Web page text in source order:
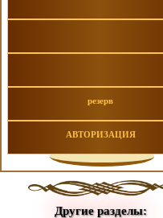
резерв
АВТОРИЗАЦИЯ
Другие разделы: